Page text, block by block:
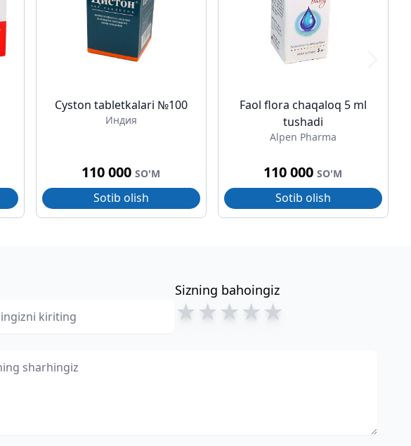
Cyston tabletkalari №100
Индия
110 000SO'M
Sotib olish
Faol flora chaqaloq 5 ml
tushadi
Alpen Pharma
110 000SO'M
Sotib olish
Sizning bahoingiz
★★★★★